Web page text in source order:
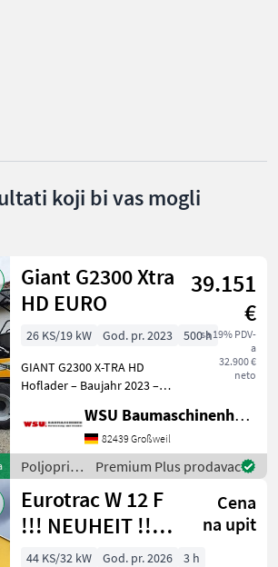
Oglasi
koji bi vas mogli
Giant G2300 Xtra
HD EURO
39.151
€
sa 19% PDV-
a
32.900 €
neto
26 KS/19 kW God. pr. 2023
500 h
GIANT G2300 X-TRA HD
Hoflader – Baujahr 2023 –
Zum Verkauf steht ein
gepflegter GIANT G2300 X-
TRA HD Hoflader aus
Baujahr 2023. Die Maschi
WSU Baumaschinenhandel u. Gerätevermietung GmbH
82439 Großweil
Poljoprivredni
motorni
strojevi /
Giant
Premium Plus prodavac
Eurotrac W 12 F
!!! NEUHEIT !!!
Prompt
Cena
na upit
44 KS/32 kW God. pr. 2026
3 h